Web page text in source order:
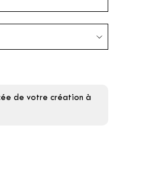
de votre création à